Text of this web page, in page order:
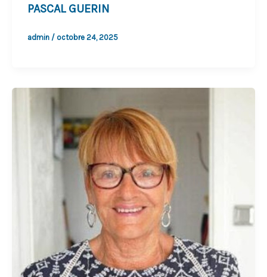
PASCAL GUERIN
admin / octobre 24, 2025